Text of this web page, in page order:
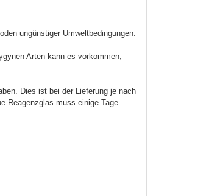
ungünstiger Umweltbedingungen.
Arten kann es vorkommen,
Dies ist bei der Lieferung je nach
Reagenzglas muss einige Tage